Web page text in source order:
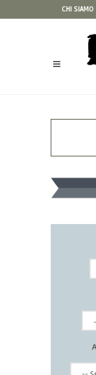
CHI SIAMO